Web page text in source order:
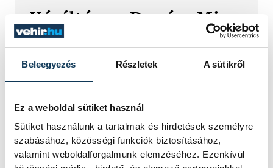
Beleegyezés Részletek A sütikről
Ez a weboldal sütiket használ
Sütiket használunk a tartalmak és hirdetések személyre
szabásához, közösségi funkciók biztosításához,
valamint weboldalforgalmunk elemzéséhez. Ezenkívül
Késéltánc a Dunán: Mi
történik, ha leáll Paks?
Mártha Imre, az MVM Zrt. egykori
vezérigazgatója ATV-n Rónai Egonnak
Atomerőmű előtt álló példátlan
technológiai kihívásokat. A
szakember, aki korábban éveken át
felelt a hazai energetikai
fejlesztésekért és a paksi blokkok